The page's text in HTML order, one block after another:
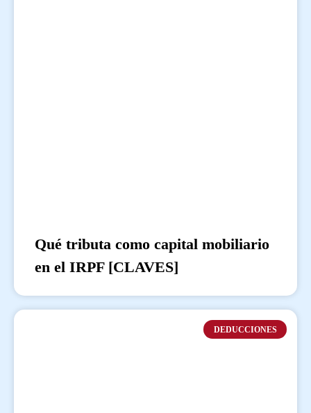
Qué tributa como capital mobiliario
en el IRPF [CLAVES]
DEDUCCIONES